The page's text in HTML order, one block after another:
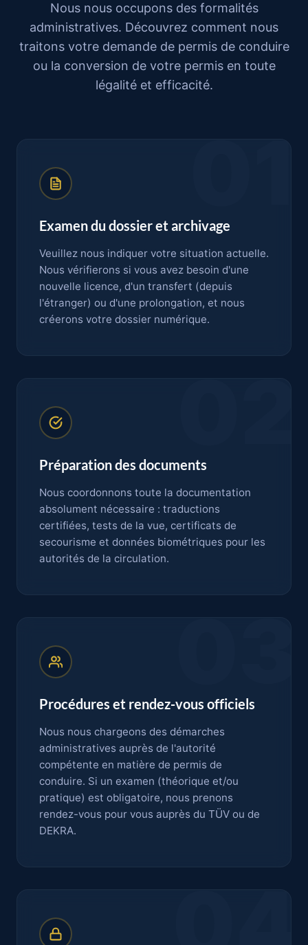
Nous nous occupons des formalités
administratives. Découvrez comment nous
traitons votre demande de permis de conduire
ou la conversion de votre permis en toute
légalité et efficacité.
Examen du dossier et archivage
Veuillez nous indiquer votre situation actuelle.
Nous vérifierons si vous avez besoin d'une
nouvelle licence, d'un transfert (depuis
l'étranger) ou d'une prolongation, et nous
créerons votre dossier numérique.
Préparation des documents
Nous coordonnons toute la documentation
absolument nécessaire : traductions
certifiées, tests de la vue, certificats de
secourisme et données biométriques pour les
autorités de la circulation.
Procédures et rendez-vous officiels
Nous nous chargeons des démarches
administratives auprès de l'autorité
compétente en matière de permis de
conduire. Si un examen (théorique et/ou
pratique) est obligatoire, nous prenons
rendez-vous pour vous auprès du TÜV ou de
DEKRA.